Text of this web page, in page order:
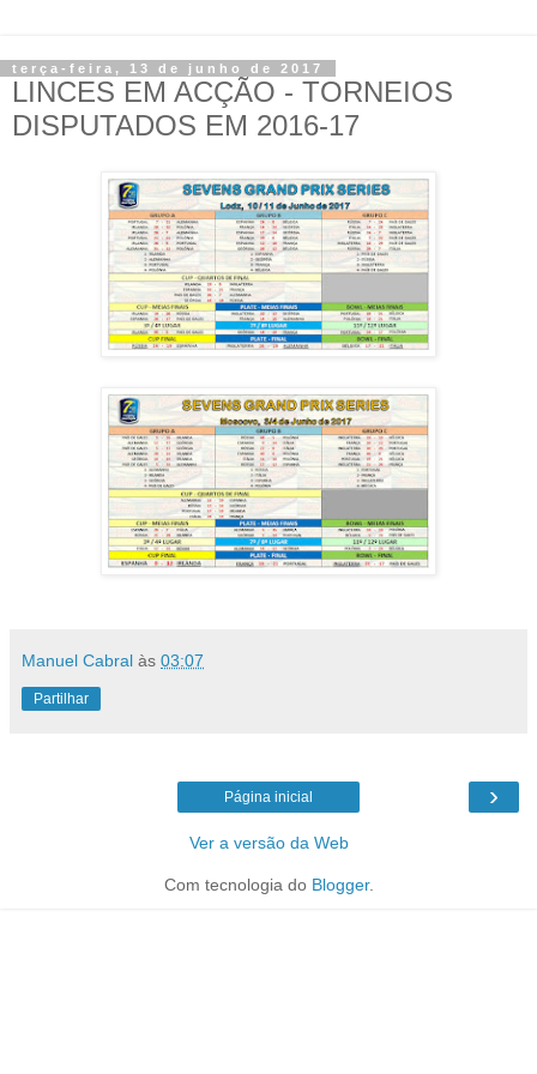
terça-feira, 13 de junho de 2017
LINCES EM ACÇÃO - TORNEIOS
DISPUTADOS EM 2016-17
Manuel Cabral às 03:07
Partilhar
›
Página inicial
Ver a versão da Web
Com tecnologia do Blogger.